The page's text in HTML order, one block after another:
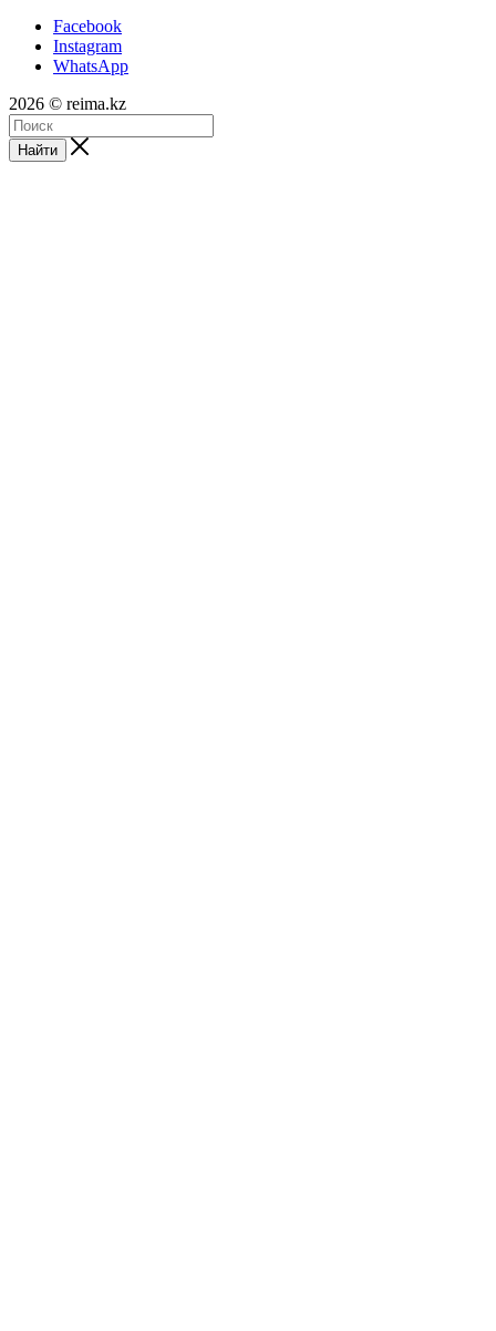
Facebook
Instagram
WhatsApp
2026 © reima.kz
Найти